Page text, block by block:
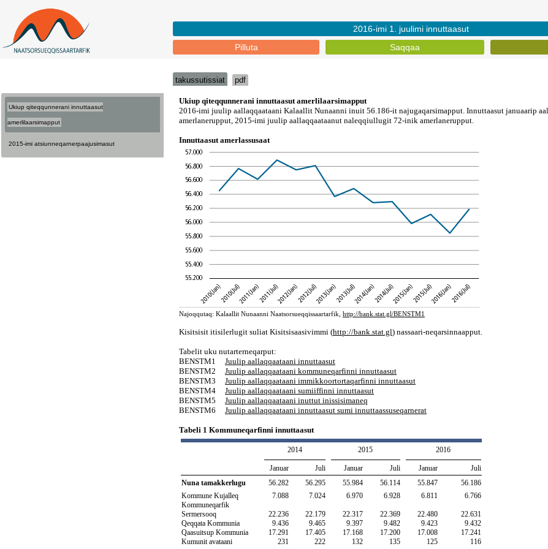
Pilluta Saqqaa
2016-imi 1. juulimi innuttaasut
takussutissiat pdf
Ukiup qiteqqunnerani innuttaasut
amerlilaarsimapput
2015-imi atsiunneqarnerpaajusimasut